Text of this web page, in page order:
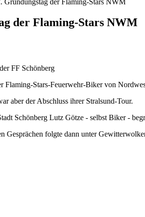
der Flaming-Stars NWM
FF Schönberg
Flaming-Stars-Feuerwehr-Biker von
aber der Abschluss ihrer Stralsund-Tour.
Schönberg Lutz Götze - selbst Biker -
Gesprächen folgte dann unter